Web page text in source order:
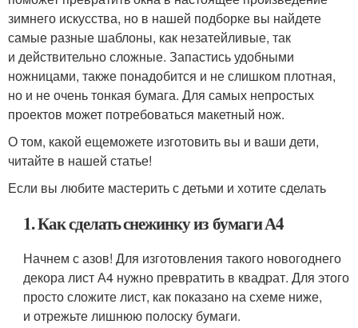
зимнего искусства, но в нашей подборке вы найдете
самые разные шаблоны, как незатейливые, так
и действительно сложные. Запастись удобными
ножницами, также понадобится и не слишком плотная,
но и не очень тонкая бумага. Для самых непростых
проектов может потребоваться макетный нож.
О том, какой ещеможете изготовить вы и ваши дети,
читайте в нашей статье!
Если вы любите мастерить с детьми и хотите сделать
1. Как сделать снежинку из бумаги А4
Начнем с азов! Для изготовления такого новогоднего
декора лист А4 нужно превратить в квадрат. Для этого
просто сложите лист, как показано на схеме ниже,
и отрежьте лишнюю полоску бумаги.